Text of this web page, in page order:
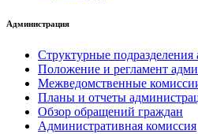
Администрация
Структурные
Положение и регламент
Межведомственные
Планы и отчеты
Обзор обращений граждан
Административная комиссия